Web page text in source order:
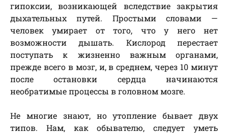
гипоксии, возникающей вследствие закрытия
дыхательных путей. Простыми словами —
человек умирает от того, что у него нет
возможности дышать. Кислород перестает
поступать к жизненно важным органами,
прежде всего в мозг, и, в среднем, через 10 минут
после остановки сердца начинаются
необратимые процессы в головном мозге.
Не многие знают, но утопление бывает двух
типов. Нам, как обывателю, следует уметь